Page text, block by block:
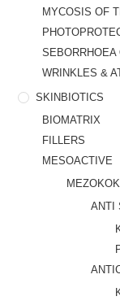
MYCOSIS OF
WRINKLES &
SKINBIOTICS
BIOMATRIX
FILLERS
MESOACTIVE
ANTI